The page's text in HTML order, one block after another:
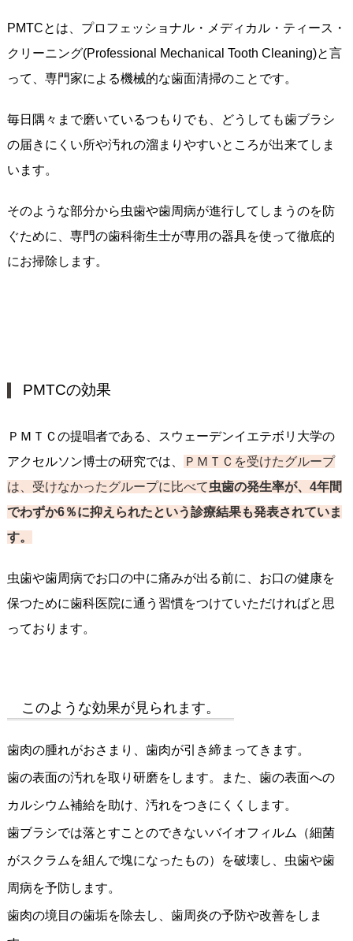
PMTCとは、プロフェッショナル・メディカル・ティース・
クリーニング(Professional Mechanical Tooth Cleaning)と言
って、専門家による機械的な歯面清掃のことです。
毎日隅々まで磨いているつもりでも、どうしても歯ブラシ
の届きにくい所や汚れの溜まりやすいところが出来てしま
います。
そのような部分から虫歯や歯周病が進行してしまうのを防
ぐために、専門の歯科衛生士が専用の器具を使って徹底的
にお掃除します。
PMTCの効果
ＰＭＴＣの提唱者である、スウェーデンイエテボリ大学の
アクセルソン博士の研究では、
ＰＭＴＣを受けたグループ
は、受けなかったグループに比べて虫歯の発生率が、4年間
でわずか6％に抑えられたという診療結果も発表されていま
す。
虫歯や歯周病でお口の中に痛みが出る前に、お口の健康を
保つために歯科医院に通う習慣をつけていただければと思
っております。
このような効果が見られます。
歯肉の腫れがおさまり、歯肉が引き締まってきます。
歯の表面の汚れを取り研磨をします。また、歯の表面への
カルシウム補給を助け、汚れをつきにくくします。
歯ブラシでは落とすことのできないバイオフィルム（細菌
がスクラムを組んで塊になったもの）を破壊し、虫歯や歯
周病を予防します。
歯肉の境目の歯垢を除去し、歯周炎の予防や改善をしま